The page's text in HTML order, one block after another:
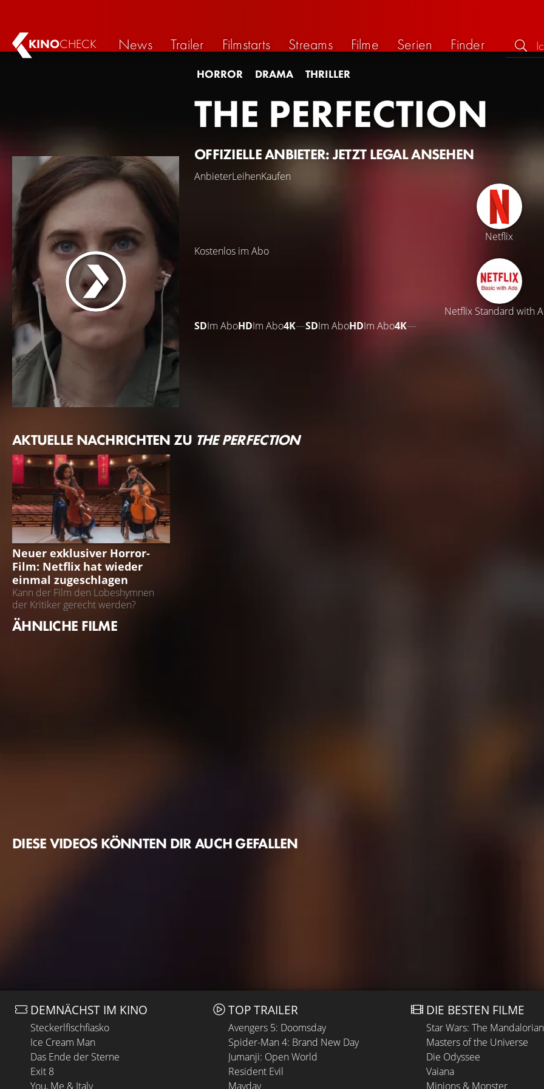
KINOCHECK News Trailer Filmstarts Streams Filme Serien Finder
HORROR DRAMA THRILLER
THE PERFECTION
OFFIZIELLE ANBIETER: JETZT LEGAL ANSEHEN
AnbieterLeihenKaufen
Netflix
Kostenlos im Abo
Netflix Standard with
SDIm AboHDIm Abo4K—SDIm AboHDIm Abo4K—
AKTUELLE NACHRICHTEN ZU THE PERFECTION
NEWS
Neuer exklusiver Horror-
Film: Netflix hat wieder
einmal zugeschlagen
Kann der Film den Lobeshymnen
der Kritiker gerecht werden?
ÄHNLICHE FILME
DIESE VIDEOS KÖNNTEN DIR AUCH GEFALLEN
DEMNÄCHST IM KINO
Steckerlfischfiasko
Ice Cream Man
Das Ende der Sterne
Exit 8
You, Me & Italy
TOP TRAILER
Avengers 5: Doomsday
Spider-Man 4: Brand New Day
Jumanji: Open World
Resident Evil
Mayday
DIE BESTEN FILME
Star Wars: The
Masters of the Universe
Die Odyssee
Vaiana
Minions & Monster